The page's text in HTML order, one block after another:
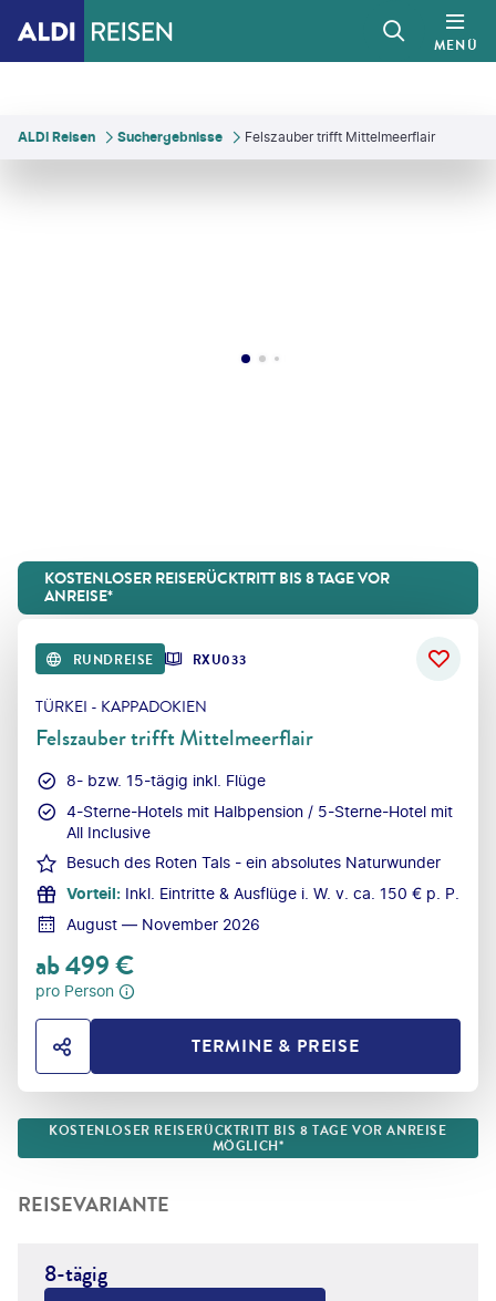
MENÜ
ALDI Reisen Suchergebnisse Felszauber trifft Mittelmeerflair
KOSTENLOSER REISERÜCKTRITT BIS 8 TAGE VOR
ANREISE*
RUNDREISE RXU033
TÜRKEI - KAPPADOKIEN
Felszauber trifft Mittelmeerflair
8- bzw. 15-tägig inkl. Flüge
4-Sterne-Hotels mit Halbpension / 5-Sterne-Hotel mit
All Inclusive
Besuch des Roten Tals - ein absolutes Naturwunder
Vorteil: Inkl. Eintritte & Ausflüge i. W. v. ca. 150 € p. P.
August — November 2026
ab499€
pro Person
HOTEL TEILENTERMINE & PREISE
KOSTENLOSER REISERÜCKTRITT BIS 8 TAGE VOR ANREISE
MÖGLICH*
REISEVARIANTE
8-tägig